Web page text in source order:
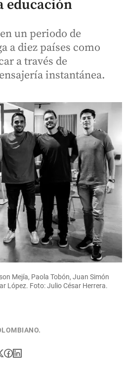
educación
un periodo de
a diez países como
a través de
instantánea.
Mejía, Paola Tobón, Juan Simón
López. Foto: Julio César Herrera.